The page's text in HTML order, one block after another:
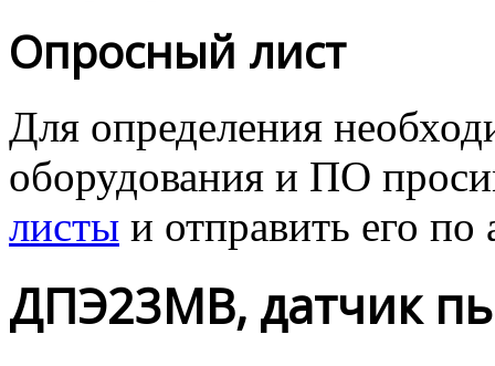
Опросный лист
Для определения
оборудования и ПО
листы и отправить его по
ДПЭ23МВ, датчик